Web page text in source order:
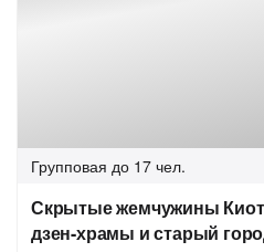
Групповая до 17 чел.
Скрытые жемчужины
дзен-храмы и старый